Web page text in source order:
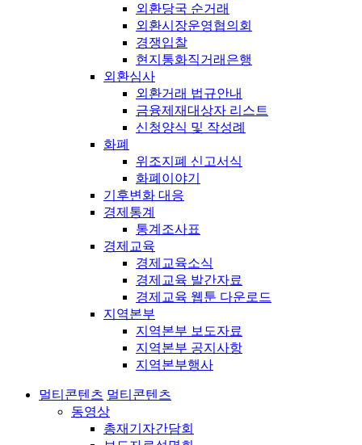
외환당국 순거래
외환시장운영협의회
경쟁입찰
현지통화직거래은행
외환심사
외환거래 법규안내
금융제재대상자 리스트
신청양식 및 작성례
화폐
위조지폐 신고서식
화폐이야기
기후변화 대응
경제통계
통계조사표
경제교육
경제교육소식
경제교육 발간자료
경제교육 웹툰 다운로드
지역본부
지역본부 보도자료
지역본부 공지사항
지역본부행사
멀티콘텐츠 멀티콘텐츠
동영상
총재기자간담회